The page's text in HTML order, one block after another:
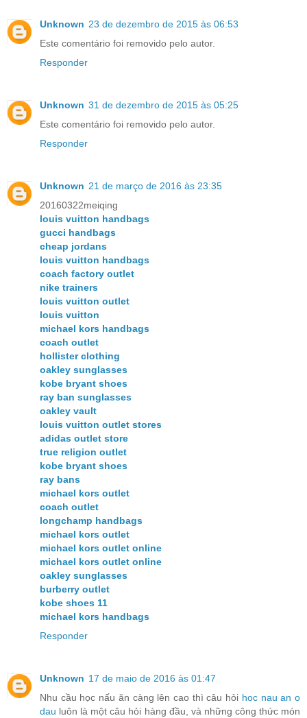
Unknown 23 de dezembro de 2015 às 06:53
Este comentário foi removido pelo autor.
Responder
Unknown 31 de dezembro de 2015 às 05:25
Este comentário foi removido pelo autor.
Responder
Unknown 21 de março de 2016 às 23:35
20160322meiqing
louis vuitton handbags
gucci handbags
cheap jordans
louis vuitton handbags
coach factory outlet
nike trainers
louis vuitton outlet
louis vuitton
michael kors handbags
coach outlet
hollister clothing
oakley sunglasses
kobe bryant shoes
ray ban sunglasses
oakley vault
louis vuitton outlet stores
adidas outlet store
true religion outlet
kobe bryant shoes
ray bans
michael kors outlet
coach outlet
longchamp handbags
michael kors outlet
michael kors outlet online
michael kors outlet online
oakley sunglasses
burberry outlet
kobe shoes 11
michael kors handbags
Responder
Unknown 17 de maio de 2016 às 01:47
Nhu cầu học nấu ăn càng lên cao thì câu hỏi hoc nau an o
dau luôn là một câu hỏi hàng đầu, và những công thức món